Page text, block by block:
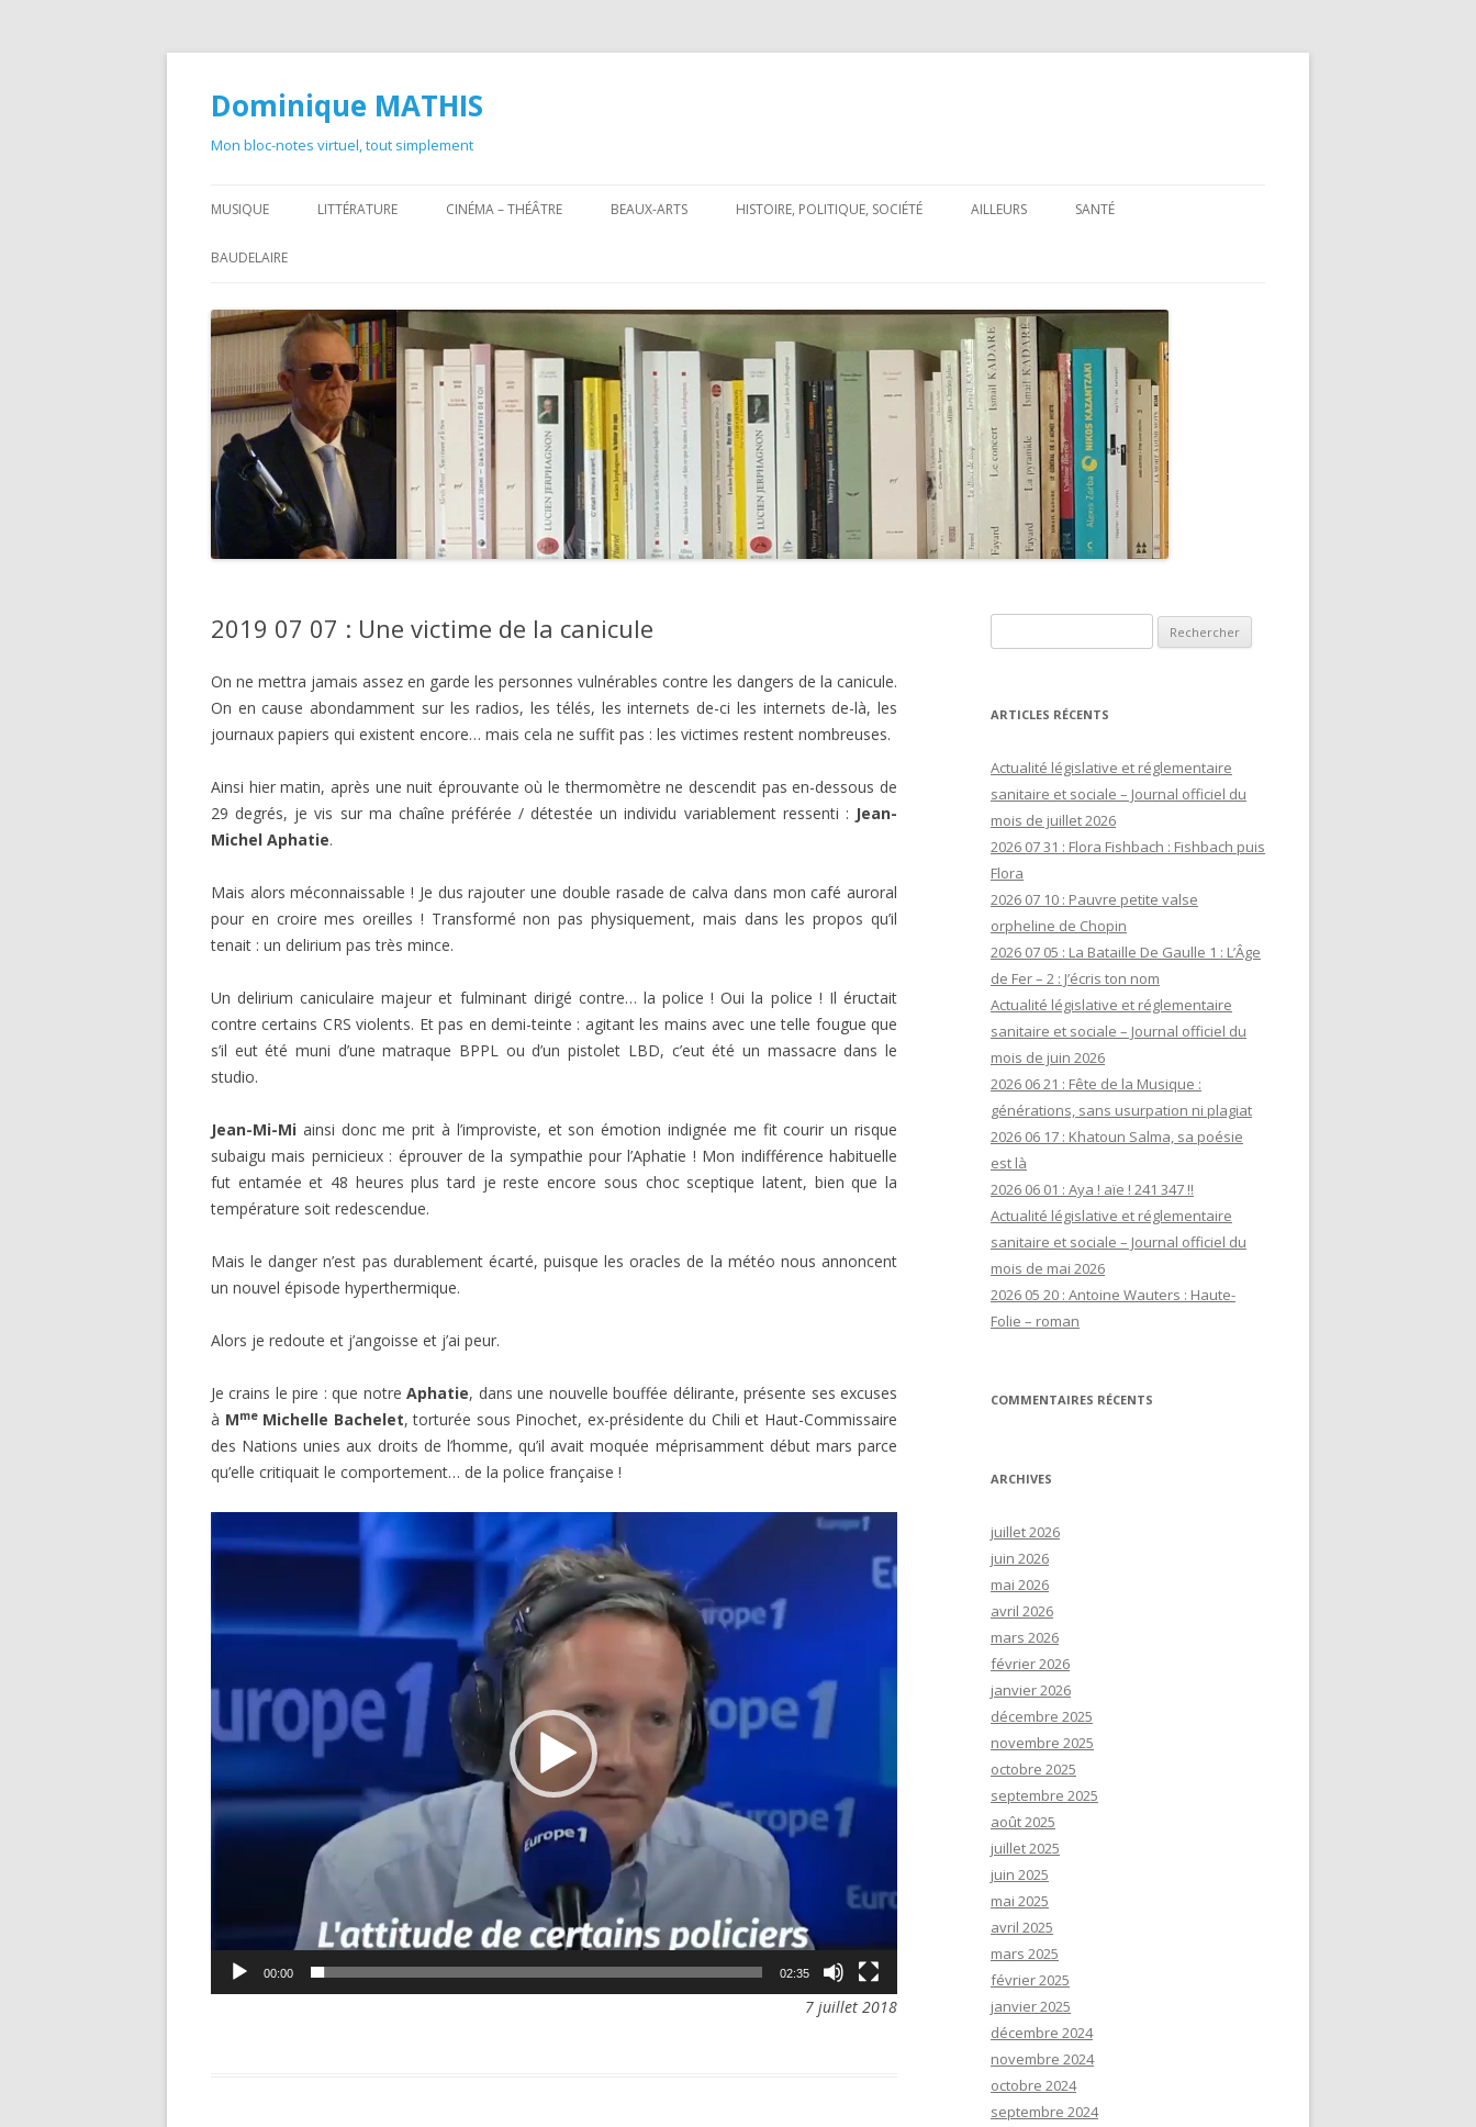
Dominique MATHIS
Mon bloc-notes virtuel, tout simplement
au
contenu
MUSIQUE LITTÉRATURE CINÉMA – THÉÂTRE BEAUX-ARTS HISTOIRE, POLITIQUE, SOCIÉTÉ AILLEURS SANTÉ
SANTÉ : RUBRIQUE LÉGISLATIVE &
RÉGLEMENTAIRE
MON PARCOURS
BAUDELAIRE
2019 07 07 : Une victime de la canicule
On ne mettra jamais assez en garde les personnes vulnérables contre les dangers de la canicule.
On en cause abondamment sur les radios, les télés, les internets de-ci les internets de-là, les
journaux papiers qui existent encore… mais cela ne suffit pas : les victimes restent nombreuses.
Ainsi hier matin, après une nuit éprouvante où le thermomètre ne descendit pas en-dessous de
29 degrés, je vis sur ma chaîne préférée / détestée un individu variablement ressenti : Jean-
Michel Aphatie.
Mais alors méconnaissable ! Je dus rajouter une double rasade de calva dans mon café auroral
pour en croire mes oreilles ! Transformé non pas physiquement, mais dans les propos qu’il
tenait : un delirium pas très mince.
Un delirium caniculaire majeur et fulminant dirigé contre… la police ! Oui la police ! Il éructait
contre certains CRS violents. Et pas en demi-teinte : agitant les mains avec une telle fougue que
s’il eut été muni d’une matraque BPPL ou d’un pistolet LBD, c’eut été un massacre dans le
studio.
Jean-Mi-Mi ainsi donc me prit à l’improviste, et son émotion indignée me fit courir un risque
subaigu mais pernicieux : éprouver de la sympathie pour l’Aphatie ! Mon indifférence habituelle
fut entamée et 48 heures plus tard je reste encore sous choc sceptique latent, bien que la
température soit redescendue.
Mais le danger n’est pas durablement écarté, puisque les oracles de la météo nous annoncent
un nouvel épisode hyperthermique.
Alors je redoute et j’angoisse et j’ai peur.
Je crains le pire : que notreAphatie, dans une nouvelle bouffée délirante, présente ses excuses
à MmeMichelle Bachelet, torturée sous Pinochet, ex-présidente du Chili et Haut-Commissaire
des Nations unies aux droits de l’homme, qu’il avait moquée méprisamment début mars parce
qu’elle critiquait le comportement… de la police française !
vidéo
00:00 02:35
7 juillet 2018
ARTICLES RÉCENTS
Actualité législative et réglementaire
sanitaire et sociale – Journal officiel du
mois de juillet 2026
2026 07 31 : Flora Fishbach : Fishbach puis
Flora
2026 07 10 : Pauvre petite valse
orpheline de Chopin
2026 07 05 : La Bataille De Gaulle 1 : L’Âge
de Fer – 2 : J’écris ton nom
Actualité législative et réglementaire
sanitaire et sociale – Journal officiel du
mois de juin 2026
2026 06 21 : Fête de la Musique :
générations, sans usurpation ni plagiat
2026 06 17 : Khatoun Salma, sa poésie
est là
2026 06 01 : Aya ! aïe ! 241 347 !!
Actualité législative et réglementaire
sanitaire et sociale – Journal officiel du
mois de mai 2026
2026 05 20 : Antoine Wauters : Haute-
Folie – roman
COMMENTAIRES RÉCENTS
ARCHIVES
juillet 2026
juin 2026
mai 2026
avril 2026
mars 2026
février 2026
janvier 2026
décembre 2025
novembre 2025
octobre 2025
septembre 2025
août 2025
juillet 2025
juin 2025
mai 2025
avril 2025
mars 2025
février 2025
janvier 2025
décembre 2024
novembre 2024
octobre 2024
septembre 2024